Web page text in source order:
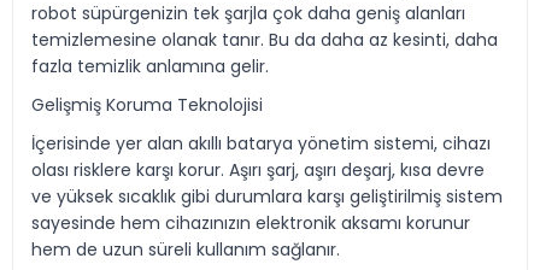
robot süpürgenizin tek şarjla çok daha geniş alanları
temizlemesine olanak tanır. Bu da daha az kesinti, daha
fazla temizlik anlamına gelir.
Gelişmiş Koruma Teknolojisi
İçerisinde yer alan akıllı batarya yönetim sistemi, cihazı
olası risklere karşı korur. Aşırı şarj, aşırı deşarj, kısa devre
ve yüksek sıcaklık gibi durumlara karşı geliştirilmiş sistem
sayesinde hem cihazınızın elektronik aksamı korunur
hem de uzun süreli kullanım sağlanır.